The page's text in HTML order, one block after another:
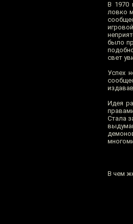
В 1970
ловко
было
свет
Успех
Идея
Стала
В чем